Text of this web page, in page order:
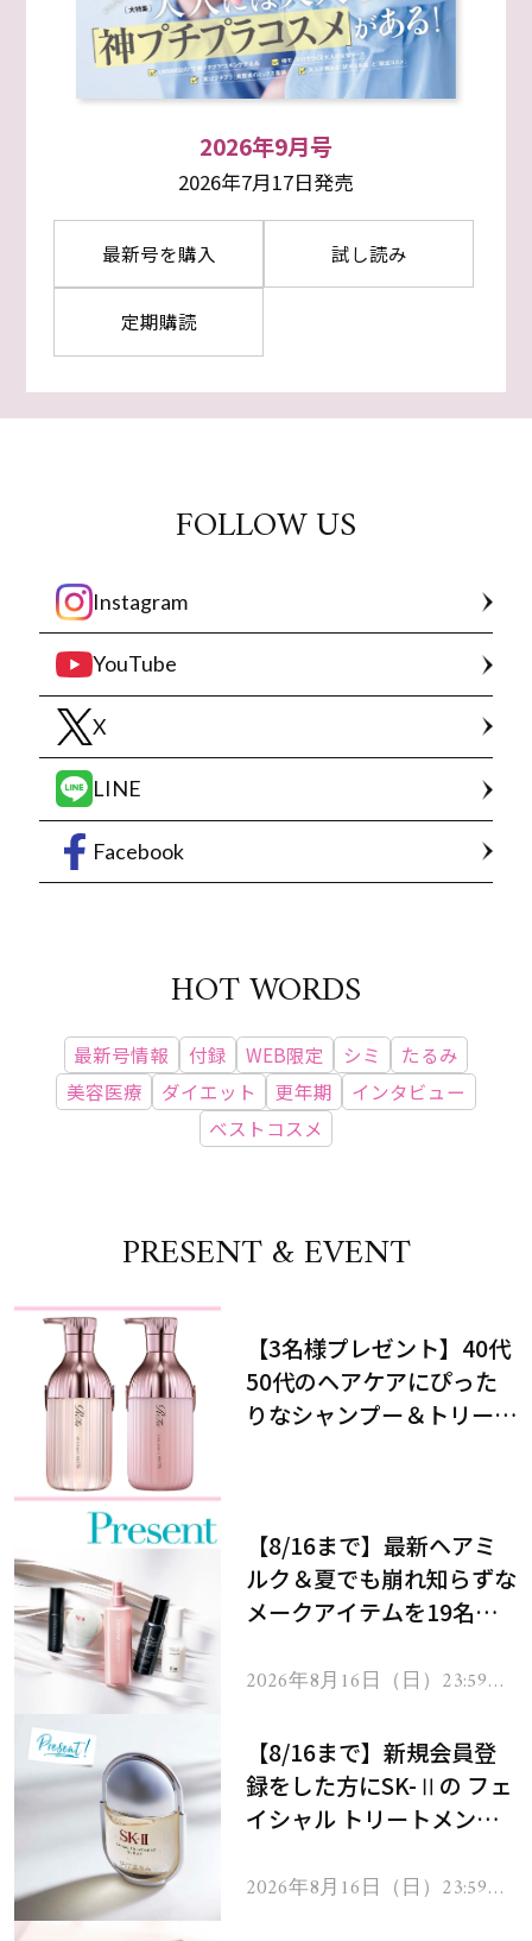
2026年9月号
2026年7月17日発売
最新号を購入 試し読み
定期購読
FOLLOW US
Instagram
YouTube
X
LINE
Facebook
HOT WORDS
最新号情報 付録 WEB限定 シミ
たるみ
美容医療
ダイエット 更年期
インタビュー
ベストコスメ
PRESENT & EVENT
【3名様プレゼント】40代
50代のヘアケアにぴった
りなシャンプー＆トリート
【8/16まで】最新ヘアミ
ルク＆夏でも崩れ知らずな
メークアイテムを19名様
2026年8月16日（日）23:59ま
【8/16まで】新規会員登
録をした方にSK-Ⅱの フェ
イシャル トリートメント
2026年8月16日（日）23:59ま